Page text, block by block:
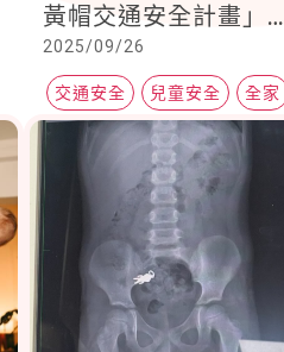
黃帽交通安全計畫」宣
導交通安全
2025/09/26
交通安全 兒童安全 全家